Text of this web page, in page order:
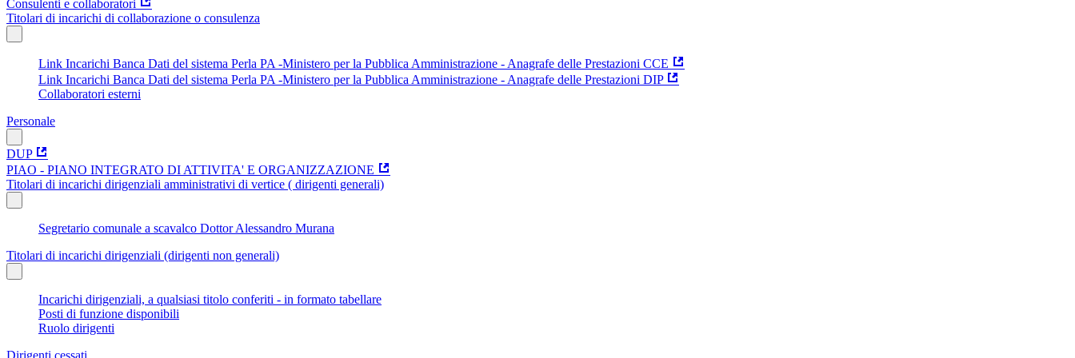
Consulenti e collaboratori
Titolari di incarichi di collaborazione o consulenza
Link Incarichi Banca Dati del sistema Perla PA -Ministero per la Pubblica Amministrazione - Anagrafe delle Prestazioni CCE
Link Incarichi Banca Dati del sistema Perla PA -Ministero per la Pubblica Amministrazione - Anagrafe delle Prestazioni DIP
Collaboratori esterni
Personale
DUP
PIAO - PIANO INTEGRATO DI ATTIVITA' E ORGANIZZAZIONE
Titolari di incarichi dirigenziali amministrativi di vertice ( dirigenti generali)
Segretario comunale a scavalco Dottor Alessandro Murana
Titolari di incarichi dirigenziali (dirigenti non generali)
Incarichi dirigenziali, a qualsiasi titolo conferiti - in formato tabellare
Posti di funzione disponibili
Ruolo dirigenti
Dirigenti cessati